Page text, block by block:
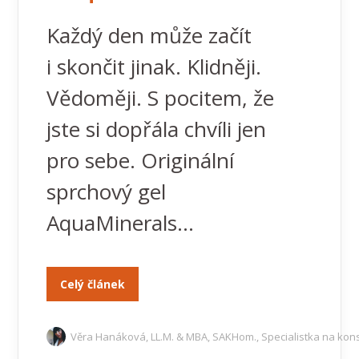
Každý den může začít
i skončit jinak. Klidněji.
Vědoměji. S pocitem, že
jste si dopřála chvíli jen
pro sebe. Originální
sprchový gel
AquaMinerals...
Celý článek
Věra Hanáková, LL.M. & MBA, SAKHom., Specialistka na